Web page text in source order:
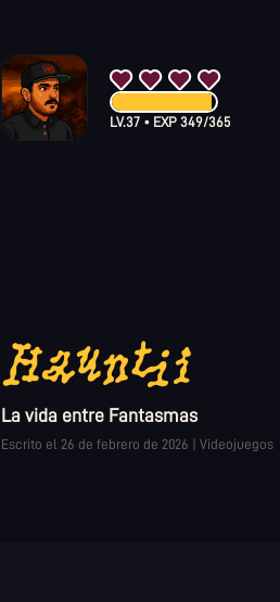
LV.37 • EXP349/365
Hauntii
La vida entre Fantasmas
Escrito el 26 de febrero de 2026 | Videojuegos